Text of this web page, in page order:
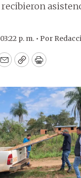
recibieron
p. m. • Por
EmailCopyPrint